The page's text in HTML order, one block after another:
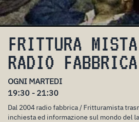
FRITTURA
RADIO FABBRICA
OGNI MARTEDI
19:30 - 21:30
Dal 2004 radio fabbrica / Fritturamista
inchiesta ed informazione sul mondo del